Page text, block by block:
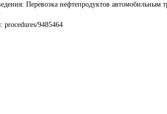
Перевозка нефтепродуктов автомобильным
procedures/9485464